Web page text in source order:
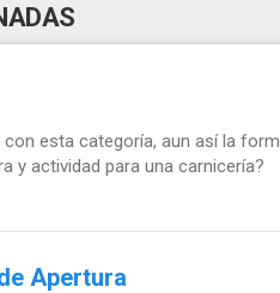
esta categoría, aun así la
y actividad para una carnicería?
Apertura